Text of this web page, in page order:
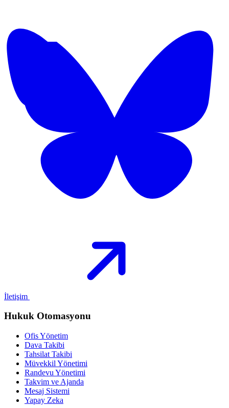
İletişim
Hukuk Otomasyonu
Ofis Yönetim
Dava Takibi
Tahsilat Takibi
Müvekkil Yönetimi
Randevu Yönetimi
Takvim ve Ajanda
Mesaj Sistemi
Yapay Zeka